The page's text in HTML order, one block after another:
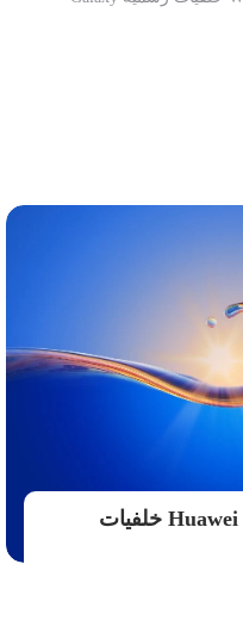
Huawei MediaPad M6 Wallpapers خلفيات